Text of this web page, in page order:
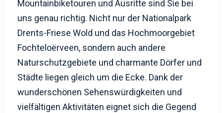
Fochteloërveen, sondern auch andere
Naturschutzgebiete und charmante Dörfer und
Städte liegen gleich um die Ecke. Dank der
wunderschönen Sehenswürdigkeiten und
vielfältigen Aktivitäten eignet sich die Gegend
ideal für Tagesausflüge. Sehen Sie sich viele
Tipps für einen unterhaltsamen Tagesausflug